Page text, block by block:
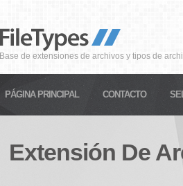
Base de extensiones de archivos y tipos de
PÁGINA PRINCIPAL CONTACTO
Extensión De